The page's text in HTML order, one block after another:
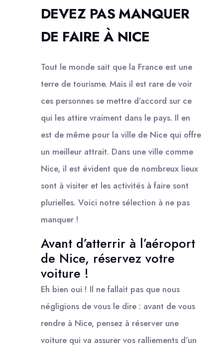
DEVEZ PAS MANQUER
DE FAIRE À NICE
Tout le monde sait que la France est une
terre de tourisme. Mais il est rare de voir
ces personnes se mettre d’accord sur ce
qui les attire vraiment dans le pays. Il en
est de même pour la ville de Nice qui offre
un meilleur attrait. Dans une ville comme
Nice, il est évident que de nombreux lieux
sont à visiter et les activités à faire sont
plurielles. Voici notre sélection à ne pas
manquer !
Avant d’atterrir à l’aéroport
de Nice, réservez votre
voiture !
Eh bien oui ! Il ne fallait pas que nous
négligions de vous le dire : avant de vous
rendre à Nice, pensez à réserver une
voiture qui va assurer vos ralliements d’un